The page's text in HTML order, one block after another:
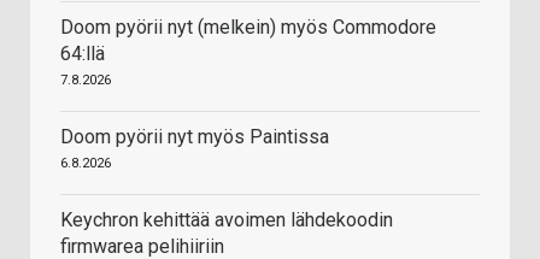
Doom pyörii nyt (melkein) myös Commodore
64:llä
7.8.2026
Doom pyörii nyt myös Paintissa
6.8.2026
Keychron kehittää avoimen lähdekoodin
firmwarea pelihiiriin